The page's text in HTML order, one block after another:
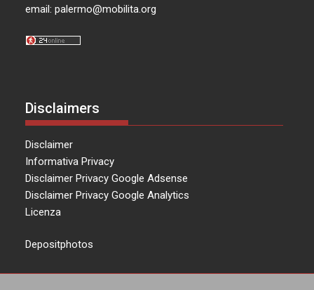
email:palermo@mobilita.org
Disclaimers
Disclaimer
Informativa Privacy
Disclaimer Privacy Google Adsense
Disclaimer Privacy Google Analytics
Licenza
Depositphotos